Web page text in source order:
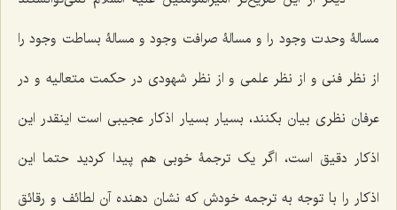
مسالۀ وحدت وجود را و مسالۀ صرافت وجود و مسالۀ بساطت وجود را
از نظر فنی و از نظر علمی و از نظر شهودی در حکمت متعالیه و در
عرفان نظری بیان بکنند، بسیار بسیار اذکار عجیبی است اینقدر این
اذکار دقیق است، اگر یک ترجمۀ خوبی هم پیدا کردید حتما این
اذکار را با توجه به ترجمه خودش که نشان دهنده آن لطائف و رقائق